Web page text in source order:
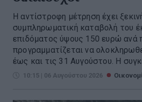
Η αντίστροφη μέτρηση έχει
συμπληρωματική καταβολή του
επιδόματος ύψους 150 ευρώ ανά
προγραμματίζεται να
έως και τις 31 Αυγούστου. Η
10:15 | 06 Αυγούστου 2026